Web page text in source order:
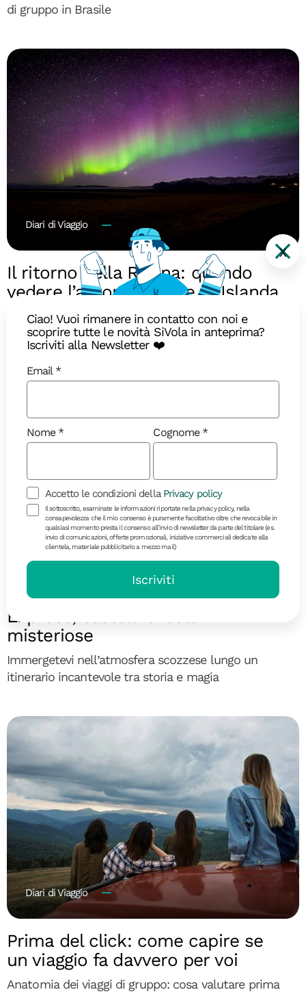
di gruppo in Brasile
Diari di Viaggio
Il ritorno della Regina: quando
vedere l’aurora boreale in Islanda
L’aurora boreale torna a dipingere i cieli d’Islanda:
ecco qual è il periodo migliore per vederla
Diari di Viaggio
La magia della Scozia: Hogwarts
Express, castelli e isole
misteriose
Immergetevi nell’atmosfera scozzese lungo un
itinerario incantevole tra storia e magia
Diari di Viaggio
Prima del click: come capire se
un viaggio fa davvero per voi
Anatomia dei viaggi di gruppo: cosa valutare prima
X
Ciao! Vuoi rimanere in contatto con noi e
scoprire tutte le novità SiVola in anteprima?
Iscriviti alla Newsletter ❤️
Email
Nome Cognome
Accetto le condizioni della Privacy policy
Il sottoscritto, esaminate le informazioni riportate nella privacy policy, nella
consapevolezza che il mio consenso è puramente facoltativo oltre che revocabile in
qualsiasi momento presta il consenso all’invio di newsletter da parte del titolare (es.
invio di comunicazioni, offerte promozionali, iniziative commerciali dedicate alla
clientela, materiale pubblicitario a mezzo mail)
Iscriviti